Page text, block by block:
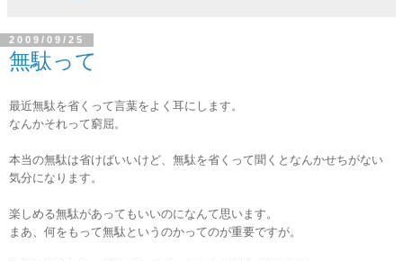
2009/09/25
無駄って
最近無駄を省くって言葉をよく耳にします。
なんかそれって窮屈。
本当の無駄は省けばいいけど、無駄を省くって聞くとなんかせちがない
気分になります。
楽しめる無駄があってもいいのになんて思います。
まあ、何をもって無駄というのかってのが重要ですが。